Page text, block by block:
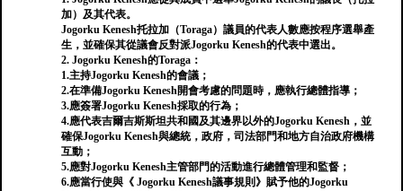
加）及其代表。
Jogorku Kenesh托拉加（Toraga）議員的代表人數應按程序選舉產
生，並確保其從議會反對派Jogorku Kenesh的代表中選出。
2. Jogorku Kenesh的Toraga：
1.主持Jogorku Kenesh的會議；
2.在準備Jogorku Kenesh開會考慮的問題時，應執行總體指導；
3.應簽署Jogorku Kenesh採取的行為；
4.應代表吉爾吉斯斯坦共和國及其邊界以外的Jogorku Kenesh，並
確保Jogorku Kenesh與總統，政府，司法部門和地方自治政府機構
互動；
5.應對Jogorku Kenesh主管部門的活動進行總體管理和監督；
6.應當行使與《 Jogorku Kenesh議事規則》賦予他的Jogorku